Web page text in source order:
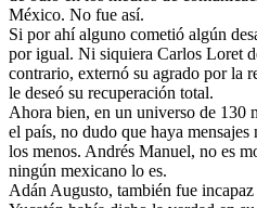
México. No fue así.
Si por ahí alguno cometió algún
por igual. Ni siquiera Carlos Loret
contrario, externó su agrado por la
le deseó su recuperación total.
Ahora bien, en un universo de 130
el país, no dudo que haya mensajes
los menos. Andrés Manuel, no es
ningún mexicano lo es.
Adán Augusto, también fue